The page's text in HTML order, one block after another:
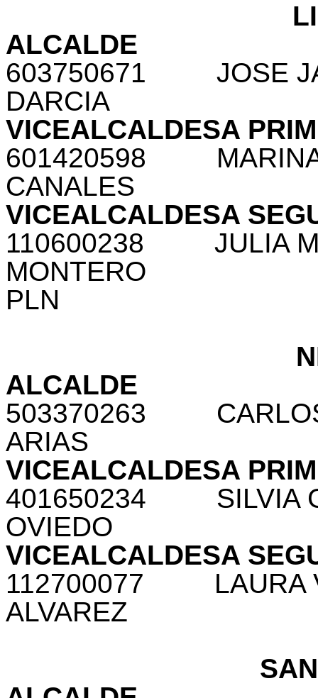
ALCALDE
603750671
JOSE
DARCIA
VICEALCALDESA
601420598
CANALES
VICEALCALDESA
110600238
JULIA
MONTERO
PLN
ALCALDE
503370263
ARIAS
VICEALCALDESA
401650234
SILVIA
OVIEDO
VICEALCALDESA
112700077
LAURA
ALVAREZ